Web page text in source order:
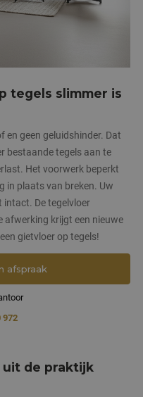
tegels slimmer is
en geen geluidshinder. Dat
bestaande tegels aan te
Het voorwerk beperkt
in plaats van breken. Uw
De tegelvloer
afwerking krijgt een nieuwe
gietvloer op tegels!
afspraak
972
uit de praktijk